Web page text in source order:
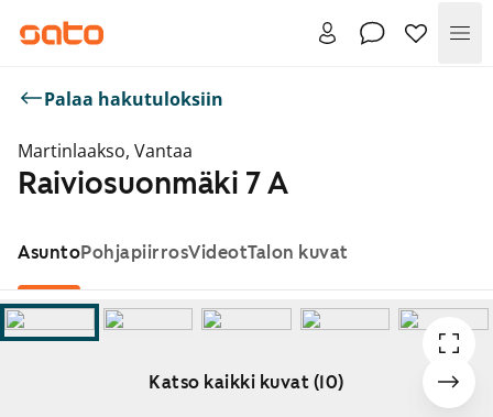
Palaa hakutuloksiin
Martinlaakso, Vantaa
Raiviosuonmäki 7 A
AsuntoPohjapiirrosVideotTalon kuvat
Katso kaikki kuvat (10)